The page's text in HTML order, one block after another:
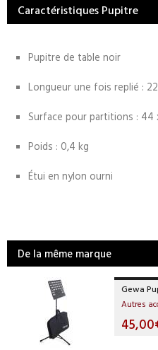
Caractéristiques Pupitre
Pupitre de table noir
Longueur une fois replié :
Surface pour partitions : 44
Poids : 0,4 kg
Étui en nylon ourni
De la même marque
Gewa
Autres